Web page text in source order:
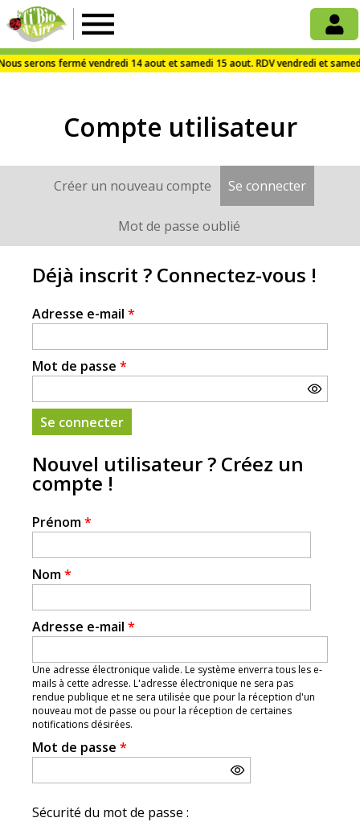
La
Ti'Bio
d'Aire
Compte utilisateur
OngletsCréer un nouveau compte Se connecter(onglet
Mot de passe oublié
Déjà inscrit ? Connectez-vous !
Adresse e-mail *
Mot de passe *
Nouvel utilisateur ? Créez un
compte !
Prénom*
Nom*
Adresse e-mail *
Une adresse électronique valide. Le système enverra tous les e-
mails à cette adresse. L'adresse électronique ne sera pas
rendue publique et ne sera utilisée que pour la réception d'un
nouveau mot de passe ou pour la réception de certaines
notifications désirées.
Mot de passe *
Sécurité du mot de passe :